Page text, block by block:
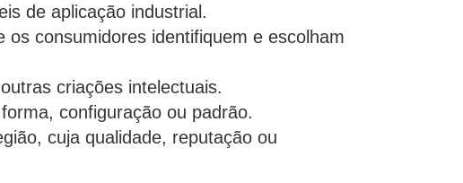
de aplicação industrial.
consumidores identifiquem e escolham
criações intelectuais.
configuração ou padrão.
cuja qualidade, reputação ou